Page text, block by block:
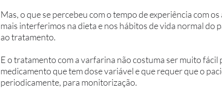
Mas, o que se percebeu com o tempo de experiência com
mais interferimos na dieta e nos hábitos de vida normal do
ao tratamento.
E o tratamento com a varfarina não costuma ser muito fácil
medicamento que tem dose variável e que requer que o
periodicamente, para monitorização.